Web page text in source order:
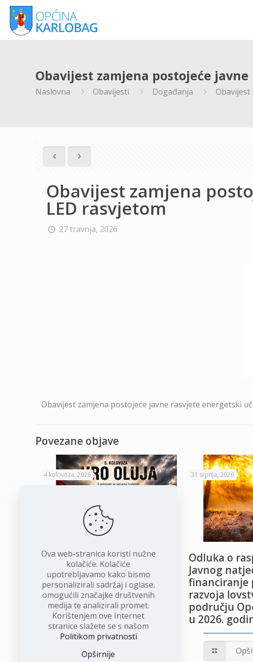
Obavijest zamjena postojeće
Naslovna Obavijesti Događanja Obavijest
Obavijest zamjena
LED rasvjetom
27 travnja, 2026
Obavijest zamjena postojeće javne rasvjete energetski
Povezane objave
4 kolovoza, 2026
VRO Oluja
Opširnije
31 srpnja, 2026
Odluka o
Javnog
financiranje
razvoja
području
u 2026.
Ova web-stranica koristi nužne
kolačiće. Kolačiće
upotrebljavamo kako bismo
personalizirali sadržaj i oglase,
omogućili značajke društvenih
medija te analizirali promet.
Korištenjem ove Internet
stranice slažete se s našom
Politikom privatnosti
Opširnije